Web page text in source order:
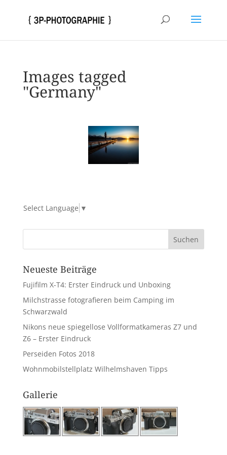
Images tagged
"Germany"
Select Language ▼
Neueste Beiträge
Fujifilm X-T4: Erster Eindruck und Unboxing
Milchstrasse fotografieren beim Camping im
Schwarzwald
Nikons neue spiegellose Vollformatkameras Z7 und
Z6 – Erster Eindruck
Perseiden Fotos 2018
Wohnmobilstellplatz Wilhelmshaven Tipps
Gallerie